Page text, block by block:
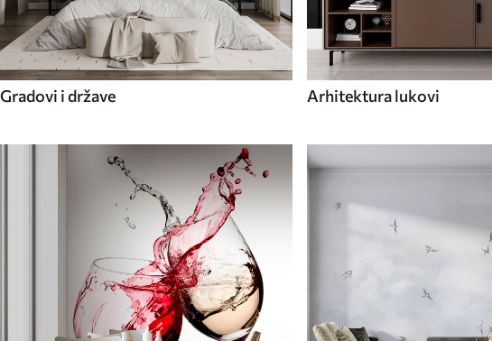
Gradovi i države Arhitektura lukovi